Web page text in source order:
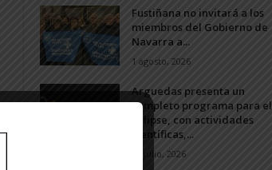
Fustiñana no invitará a los
miembros del Gobierno de
Navarra a...
1 agosto, 2026
Arguedas presenta un
completo programa para el
eclipse, con actividades
científicas,...
20 julio, 2026